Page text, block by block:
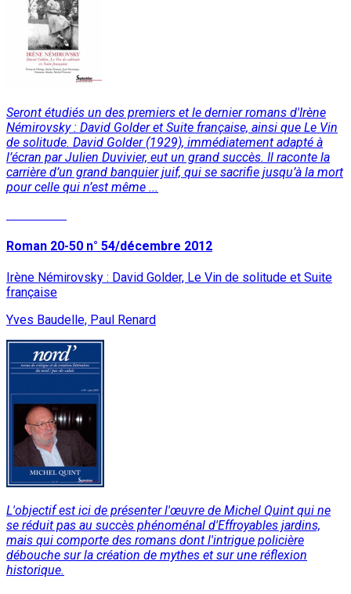
Seront étudiés un des premiers et le dernier romans d'Irène
Némirovsky : David Golder et Suite française, ainsi que Le Vin
de solitude. David Golder (1929), immédiatement adapté à
l’écran par Julien Duvivier, eut un grand succès. Il raconte la
carrière d’un grand banquier juif, qui se sacrifie jusqu’à la mort
pour celle qui n’est même ...
Roman 20-50 n° 54/décembre 2012
Irène Némirovsky : David Golder, Le Vin de solitude et Suite
française
Yves Baudelle, Paul Renard
L'objectif est ici de présenter l'œuvre de Michel Quint qui ne
se réduit pas au succès phénoménal d'Effroyables jardins,
mais qui comporte des romans dont l'intrigue policière
débouche sur la création de mythes et sur une réflexion
historique.